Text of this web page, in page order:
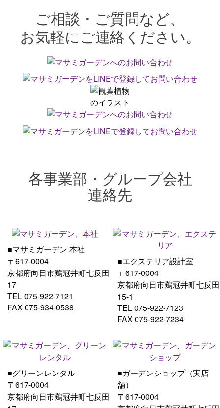
ご相談・ご質問など、
お気軽にご連絡ください。
各事業部・グループ会社
連絡先
■マサミガーデン 本社
〒617-0004
京都府向日市鶏冠井町七反田
17
TEL 075-922-7121
FAX 075-934-0538
■エクステリア設計室
〒617-0004
京都府向日市鶏冠井町七反田
15-1
TEL 075-922-7123
FAX 075-922-7234
■グリーンレンタル
〒617-0004
京都府向日市鶏冠井町七反田
■ガーデンショップ（実店
舗）
〒617-0004